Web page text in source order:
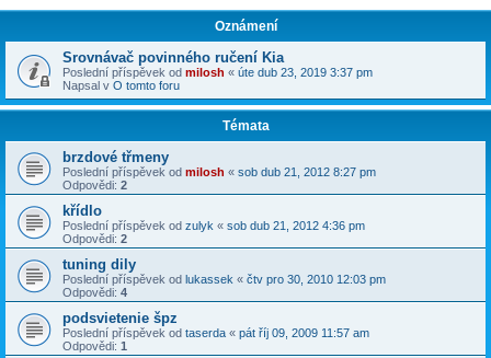
Oznámení
Srovnávač povinného ručení Kia
Poslední příspěvek od milosh « úte dub 23, 2019 3:37 pm
Napsal v O tomto foru
Témata
brzdové třmeny
Poslední příspěvek od milosh « sob dub 21, 2012 8:27 pm
Odpovědi: 2
křídlo
Poslední příspěvek od zulyk « sob dub 21, 2012 4:36 pm
Odpovědi: 2
tuning dily
Poslední příspěvek od lukassek « čtv pro 30, 2010 12:03 pm
Odpovědi: 4
podsvietenie špz
Poslední příspěvek od taserda « pát říj 09, 2009 11:57 am
Odpovědi: 1